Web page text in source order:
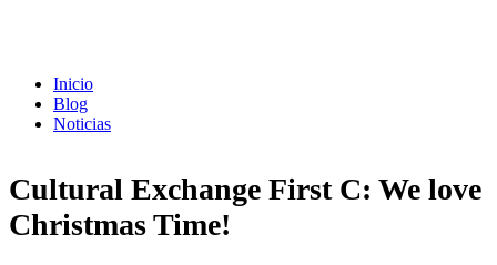
Inicio
Blog
Noticias
Cultural Exchange First C: We love
Christmas Time!